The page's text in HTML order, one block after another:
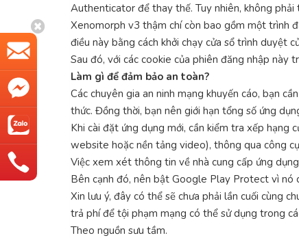
Authenticator để thay thế. Tuy nhiên, không phải
Xenomorph v3 thậm chí còn bao gồm một trình
điều này bằng cách khởi chạy cửa sổ trình duyệt
Sau đó, với các cookie của phiên đăng nhập
Làm gì để đảm bảo an toàn?
Các chuyên gia an ninh mạng khuyến cáo, bạn
thức. Đồng thời, bạn nên giới hạn tổng số ứng
Khi cài đặt ứng dụng mới, cần kiểm tra xếp hạng
website hoặc nền tảng video), thông qua công
Việc xem xét thông tin về nhà cung cấp ứng
Bên cạnh đó, nên bật Google Play Protect vì nó
Xin lưu ý, đây có thể sẽ chưa phải lần cuối cùng
trả phí để tội phạm mạng có thể sử dụng trong
Theo nguồn sưu tầm.